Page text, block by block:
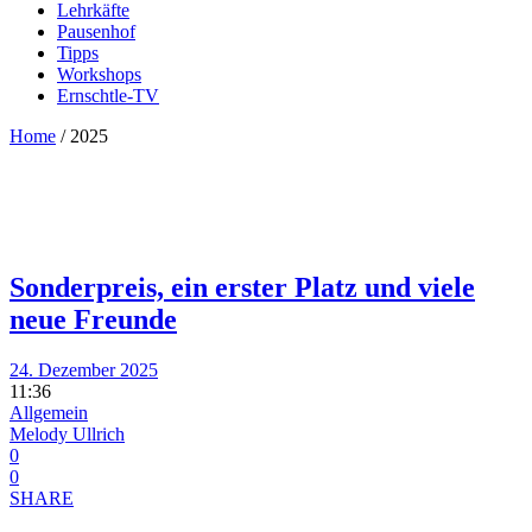
Lehrkäfte
Pausenhof
Tipps
Workshops
Ernschtle-TV
Home / 2025
Sonderpreis, ein erster Platz und viele
neue Freunde
24. Dezember 2025
11:36
Allgemein
Melody Ullrich
0
0
SHARE